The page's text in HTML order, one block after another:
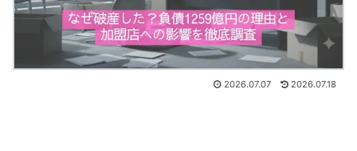
2026.07.07 2026.07.18